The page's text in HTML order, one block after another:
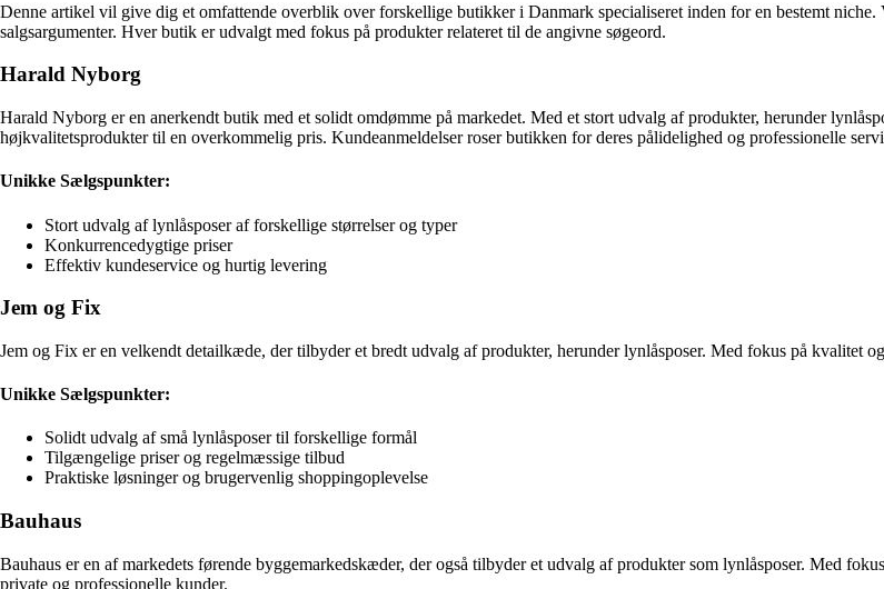
Denne artikel vil give dig et omfattende overblik over forskellige butikker i Danmark specialiseret inden for en bestemt
salgsargumenter. Hver butik er udvalgt med fokus på produkter relateret til de angivne søgeord.
Harald Nyborg
Harald Nyborg er en anerkendt butik med et solidt omdømme på markedet. Med et stort udvalg af produkter, herunder
højkvalitetsprodukter til en overkommelig pris. Kundeanmeldelser roser butikken for deres pålidelighed og professionelle
Unikke Sælgspunkter:
Stort udvalg af lynlåsposer af forskellige størrelser og typer
Konkurrencedygtige priser
Effektiv kundeservice og hurtig levering
Jem og Fix
Jem og Fix er en velkendt detailkæde, der tilbyder et bredt udvalg af produkter, herunder lynlåsposer. Med fokus på kvalitet
Unikke Sælgspunkter:
Solidt udvalg af små lynlåsposer til forskellige formål
Tilgængelige priser og regelmæssige tilbud
Praktiske løsninger og brugervenlig shoppingoplevelse
Bauhaus
Bauhaus er en af markedets førende byggemarkedskæder, der også tilbyder et udvalg af produkter som lynlåsposer. Med
private og professionelle kunder.